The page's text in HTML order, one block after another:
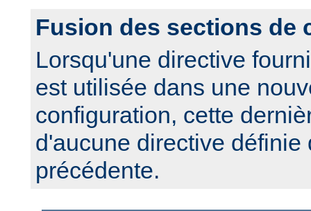
Fusion des sections de
Lorsqu'une directive
est utilisée dans une
configuration, cette
d'aucune directive définie
précédente.